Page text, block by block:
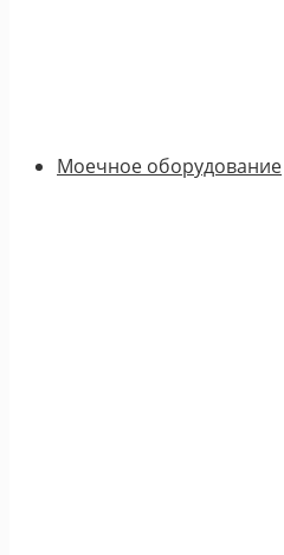
Моечное оборудование